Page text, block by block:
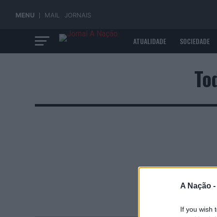
A Nação -
If you wish
MENU MAIL JORNAIS
ATUALIDADE SOCIEDADE